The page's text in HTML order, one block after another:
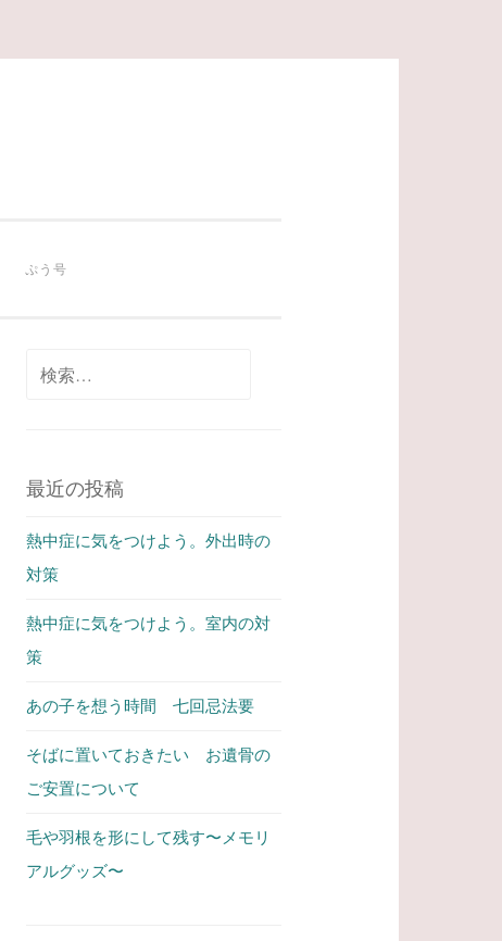
ぷう号
最近の投稿
熱中症に気をつけよう。外出時の
対策
熱中症に気をつけよう。室内の対
策
あの子を想う時間 七回忌法要
そばに置いておきたい お遺骨の
ご安置について
毛や羽根を形にして残す〜メモリ
アルグッズ〜